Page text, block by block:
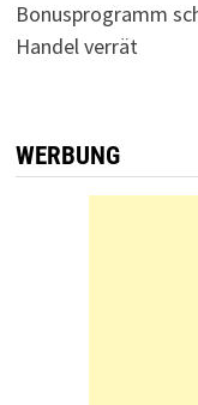
Bonusprogramm
Handel verrät
WERBUNG